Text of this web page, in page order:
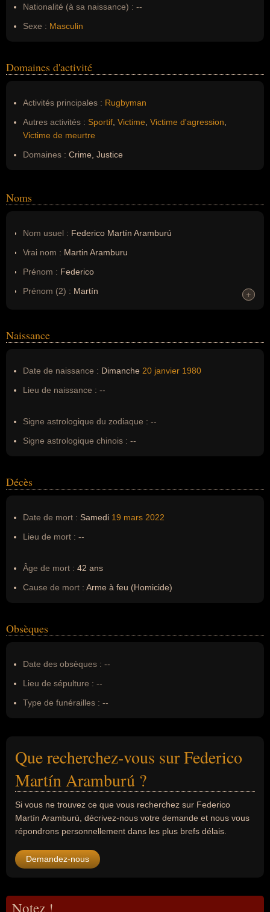
Nationalité (à sa naissance) : --
Sexe : Masculin
Domaines d'activité
Activités principales : Rugbyman
Autres activités : Sportif Victime Victime d'agression
Victime de meurtre
Domaines : Crime, Justice
Noms
Nom usuel : Federico Martín Aramburú
Vrai nom : Martin Aramburu
Prénom : Federico
Prénom (2) : Martín
Erreurs d'écriture : --
+
+
Naissance
Date de naissance : Dimanche 20 janvier 1980
Lieu de naissance : --
Signe astrologique du zodiaque : --
Signe astrologique chinois : --
Décès
Date de mort : Samedi 19 mars 2022
Lieu de mort : --
Âge de mort : 42 ans
Cause de mort : Arme à feu (Homicide)
Obsèques
Date des obsèques : --
Lieu de sépulture : --
Type de funérailles : --
Que recherchez-vous sur Federico
Martín Aramburú ?
Si vous ne trouvez ce que vous recherchez sur Federico
Martín Aramburú, décrivez-nous votre demande et nous vous
répondrons personnellement dans les plus brefs délais.
Demandez-nous
Notez !